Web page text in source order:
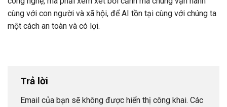
cùng với con người và xã hội, để AI tồn tại cùng với chúng ta
một cách an toàn và có lợi.
Trả lời
Email của bạn sẽ không được hiển thị công khai. Các